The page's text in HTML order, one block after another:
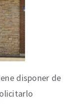
disponer de